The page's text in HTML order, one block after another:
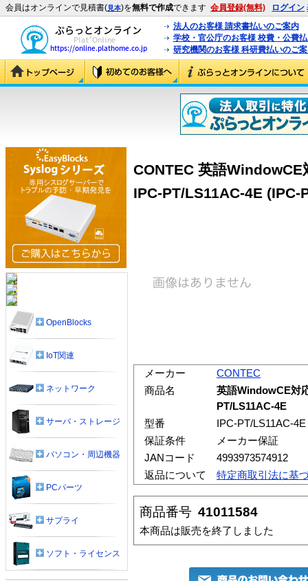
会員はオンラインで見積書(見本)を無料で作成できます 会員登録(無料) ログイン
法人のお客様 請求書払いのご案内
学校・官公庁のお客様 校費・公費
研究機関のお客様 科研費払いのご
CONTEC 英語
IPC-PT/LS11AC-4E (IPC-
メーカー
CONTEC
商品名
英語WindowCE対
PT/LS11AC-4E
型番
IPC-PT/LS11AC-4E
保証条件
メーカー保証
JANコード
4993973574912
返品について
特定商取引法に基
商品番号 41011584
本商品は販売を終了しました
OpenBlocks
IoT関連
ネットワーク
サーバ・ストレージ
パソコン・周辺機器
PCパーツ
サプライ
ソフト・ライセンス